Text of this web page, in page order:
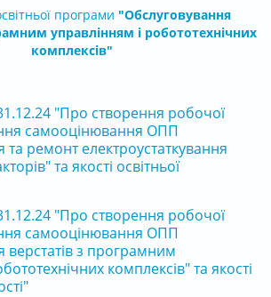
програми "Обслуговування
управлінням і робототехнічних
комплексів"
"Про створення робочої
самооцінювання ОПП
та ремонт електроустаткування
та якості освітньої
"Про створення робочої
самооцінювання ОПП
верстатів з програмним
комплексів" та якості